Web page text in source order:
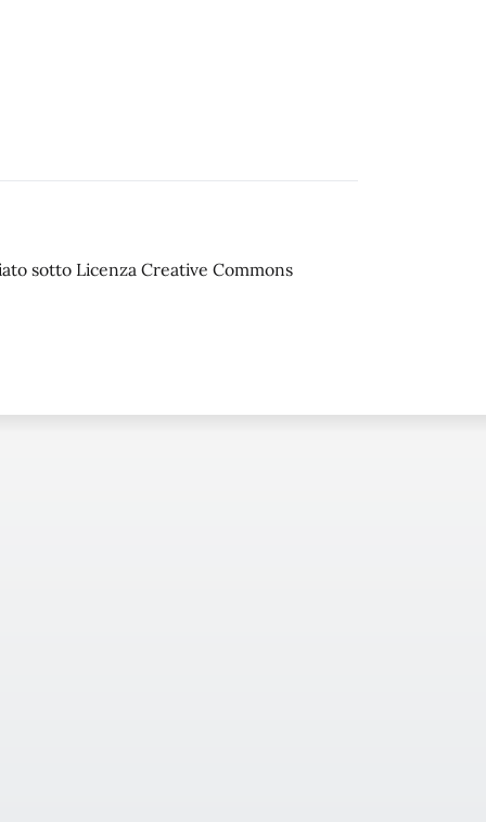
sotto Licenza Creative Commons